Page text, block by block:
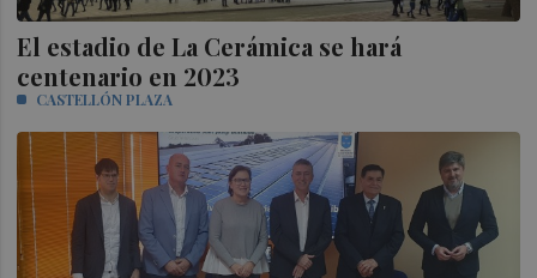
El estadio de La Cerámica se hará
centenario en 2023
CASTELLÓN PLAZA